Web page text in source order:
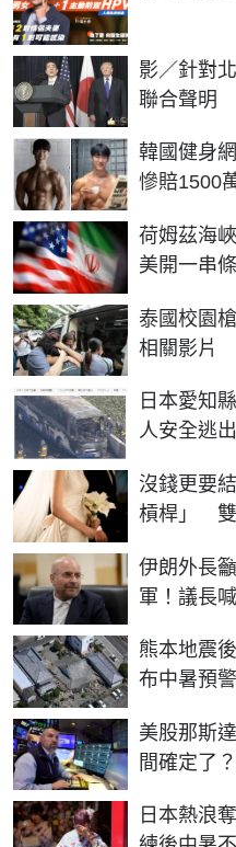
影／針對
聯合聲明
韓國健身
慘賠1500
荷姆茲海
美開一串
泰國校園
相關影片
日本愛知
人安全逃出
沒錢更要
槓桿」 雙
伊朗外長
軍！議長
熊本地震
布中暑預
美股那斯
間確定了
日本熱浪